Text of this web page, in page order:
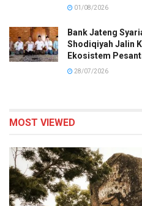
01/08/2026
Bank Jateng
Shodiqiyah Jalin
Ekosistem
28/07/2026
MOST VIEWED